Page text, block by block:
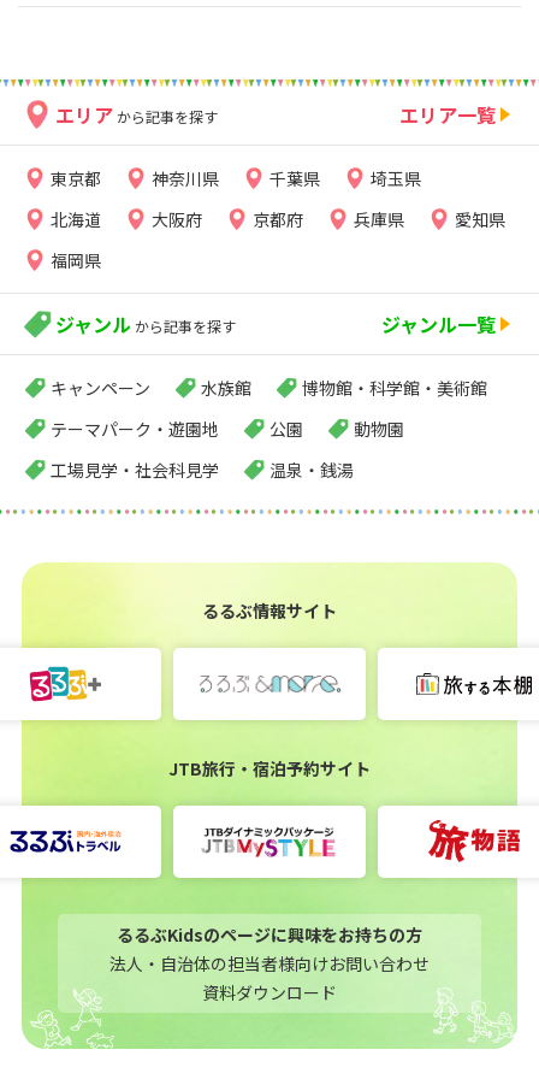
エリア から記事を探す エリア一覧
東京都 神奈川県 千葉県
埼玉県
北海道
大阪府 京都府 兵庫県
愛知県
福岡県
ジャンル から記事を探す ジャンル一覧
キャンペーン 水族館
博物館・科学館・美術館
テーマパーク・遊園地
公園
動物園
工場見学・社会科見学
温泉・銭湯
るるぶ情報サイト
JTB旅行・宿泊予約サイト
るるぶKidsのページに興味をお持ちの方
法人・自治体の担当者様向けお問い合わせ
資料ダウンロード